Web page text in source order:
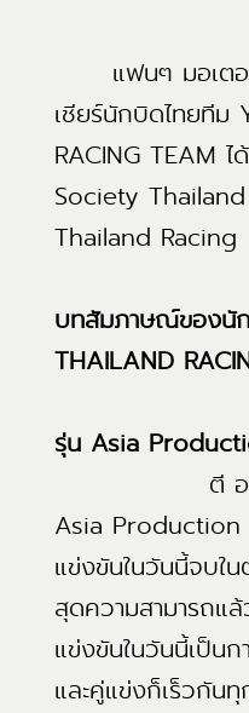
แฟนๆ มอเตอร์
เชียร์นักบิดไทยทีม
RACING TEAM
Society
Thailand Racing
บทสัมภาษณ์ของนั
THAILAND
รุ่น Asia
ตี อนุภาพ
Asia Production
แข่งขันในวันนี้จบใ
สุดความสามารถแล้
แข่งขันในวันนี้เป็น
และคู่แข่งก็เร็วกันทุ